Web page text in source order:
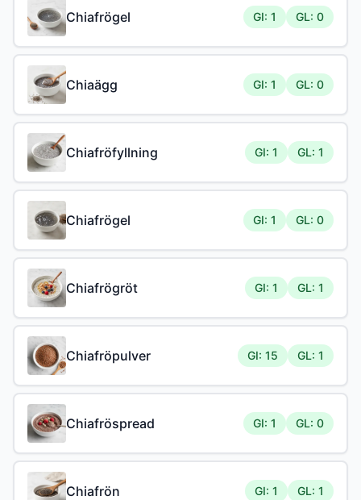
Chiafrögel GI: 1 GL: 0
Chiaägg GI: 1 GL: 0
Chiafröfyllning GI: 1 GL: 1
Chiafrögel GI: 1 GL: 0
Chiafrögröt GI: 1 GL: 1
Chiafröpulver GI: 15 GL: 1
Chiafröspread GI: 1 GL: 0
Chiafrön GI: 1 GL: 1